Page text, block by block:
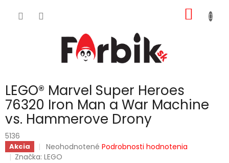
KOŠÍK
LEGO® Marvel Super Heroes
76320 Iron Man a War Machine
vs. Hammerove Drony
5136
Akcia
Priemerné
hodnotenie
Neohodnotené Podrobnosti hodnotenia
Značka:LEGO